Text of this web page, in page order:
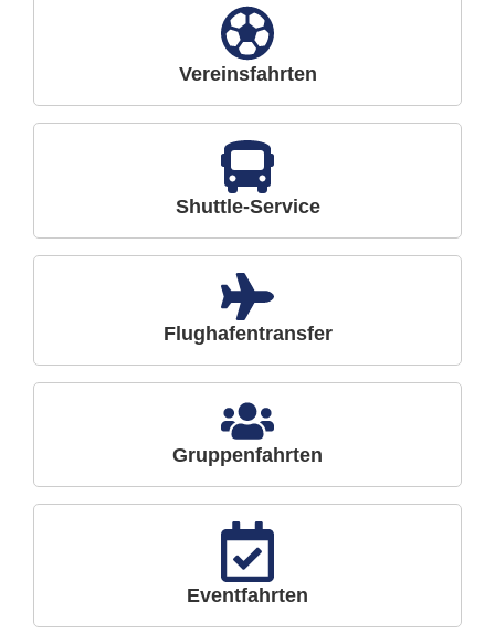
Vereinsfahrten
Shuttle-Service
Flughafentransfer
Gruppenfahrten
Eventfahrten